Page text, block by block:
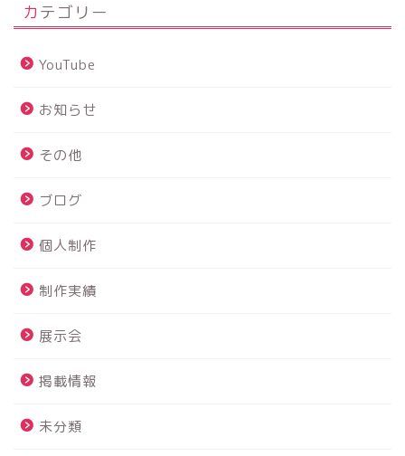
カテゴリー
YouTube
お知らせ
その他
ブログ
個人制作
制作実績
展示会
掲載情報
未分類